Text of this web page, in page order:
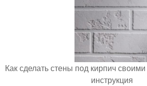
Как сделать стены под кирпич
инструкция